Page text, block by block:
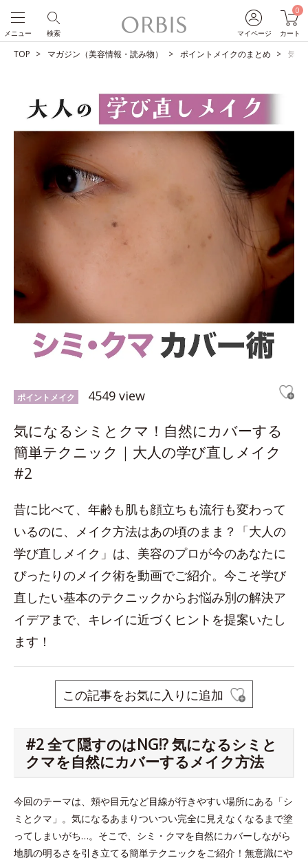
マイページ
0
カート
検索
メニュー
TOP マガジン（美容情報・読み物） ポイントメイクのまとめ 気に
ポイントメイク 4549 view
気になるシミとクマ！自然にカバーする
簡単テクニック｜大人の学び直しメイク
#2
昔に比べて、年齢も肌も顔立ちも流行も変わって
いるのに、メイク方法はあの頃のまま？「大人の
学び直しメイク」は、美容のプロが今のあなたに
ぴったりのメイク術を動画でご紹介。今こそ学び
直したい基本のテクニックからお悩み別の解決ア
イデアまで、キレイに近づくヒントを提案いたし
ます！
この記事をお気に入りに追加
#2 全て隠すのはNG!? 気になるシミと
クマを自然にカバーするメイク方法
今回のテーマは、頬や目元など目線が行きやすい場所にある「シ
ミとクマ」。気になるあまりついつい完全に見えなくなるまで塗
ってしまいがち…。そこで、シミ・クマを自然にカバーしながら
地肌の明るさを引き立てる簡単テクニックをご紹介！無意識にや